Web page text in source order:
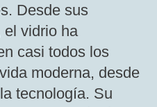
Desde sus
el vidrio ha
casi todos los
moderna, desde
tecnología. Su